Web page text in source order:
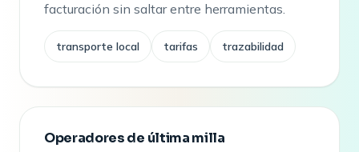
facturación sin saltar entre herramientas.
transporte local tarifas trazabilidad
Operadores de última milla